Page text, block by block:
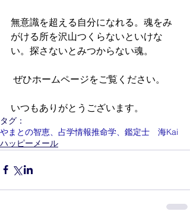
無意識を超える自分になれる。魂をみ
がける所を沢山つくらないといけな
い。探さないとみつからない魂。
ぜひホームページをご覧ください。
いつもありがとうございます。
タグ：
やまとの智恵、占学情報推命学、鑑定士 海Kai
ハッピーメール